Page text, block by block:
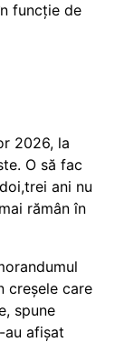
funcție de
2026, la
O să fac
ani nu
rămân în
creșele care
spune
au afișat